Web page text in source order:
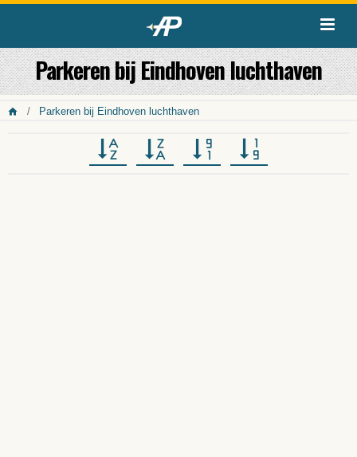
Parkeren bij Eindhoven luchthaven
Parkeren bij Eindhoven luchthaven